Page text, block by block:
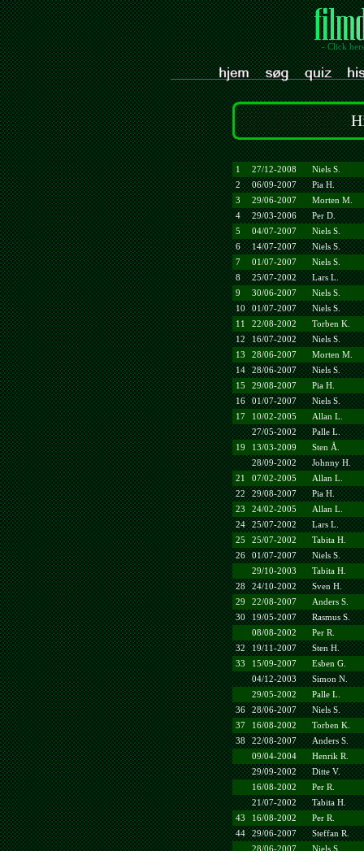
- Click
1 27/12-2008
Niels S.
2
06/09-2007
Pia H.
3
29/06-2007
Morten M.
4
29/03-2006
Per D.
5
04/07-2007
Niels S.
6
14/07-2007
Niels S.
7
01/07-2007
Niels S.
8
25/07-2002
Lars L.
9
30/06-2007
Niels S.
10
01/07-2007
Niels S.
11
22/08-2002
Torben K.
12
16/07-2002
Niels S.
13
28/06-2007
Morten M.
14
28/06-2007
Niels S.
15
29/08-2007
Pia H.
16
01/07-2007
Niels S.
17
10/02-2005
Allan L.
27/05-2002
Palle L.
19
13/03-2009
Sten Å.
28/09-2002
Johnny H.
21
07/02-2005
Allan L.
22
29/08-2007
Pia H.
23
24/02-2005
Allan L.
24
25/07-2002
Lars L.
25
25/07-2002
Tabita H.
26
01/07-2007
Niels S.
29/10-2003
Tabita H.
28
24/10-2002
Sven H.
29
22/08-2007
Anders S.
30
19/05-2007
Rasmus S.
08/08-2002
Per R.
32
19/11-2007
Sten H.
33
15/09-2007
Esben G.
04/12-2003
Simon N.
29/05-2002
Palle L.
36
28/06-2007
Niels S.
37
16/08-2002
Torben K.
38
22/08-2007
Anders S.
09/04-2004
Henrik R.
29/09-2002
Ditte V.
16/08-2002
Per R.
21/07-2002
Tabita H.
43
16/08-2002
Per R.
44
29/06-2007
Steffan R.
28/06-2007
Niels S.